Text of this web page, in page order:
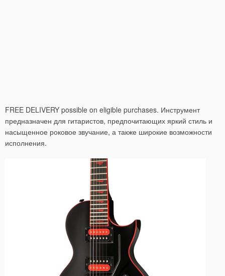
FREE DELIVERY possible on eligible purchases. Инструмент
предназначен для гитаристов, предпочитающих яркий стиль и
насыщенное роковое звучание, а также широкие возможности
исполнения.